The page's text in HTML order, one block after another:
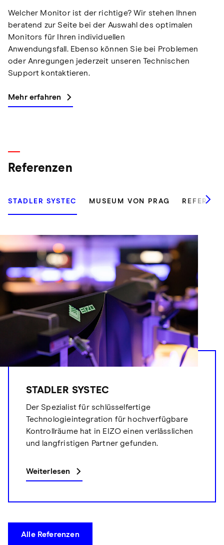
Welcher Monitor ist der richtige? Wir stehen Ihnen
beratend zur Seite bei der Auswahl des optimalen
Monitors für Ihren individuellen
Anwendungsfall. Ebenso können Sie bei Problemen
oder Anregungen jederzeit unseren Technischen
Support kontaktieren.
Mehr erfahren
Referenzen
STADLER SYSTEC MUSEUM VON PRAG
STADLER SYSTEC
Der Spezialist für schlüsselfertige
Technologieintegration für hochverfügbare
Kontrollräume hat in EIZO einen verlässlichen
und langfristigen Partner gefunden.
Weiterlesen
Alle Referenzen